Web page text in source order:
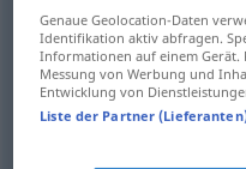
zusammenziehen,
einschnüren stegnuti
Genaue Geolocation-Daten
Identifikation aktiv abfragen.
Informationen auf einem Gerät.
Messung von Werbung und
Entwicklung von
Liste der Partner